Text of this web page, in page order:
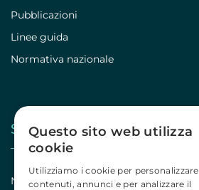
Pubblicazioni
Linee guida
Normativa nazionale
Stampa
Notizie
Questo sito web utilizza
cookie
Utilizziamo i cookie per personalizzare
contenuti, annunci e per analizzare il